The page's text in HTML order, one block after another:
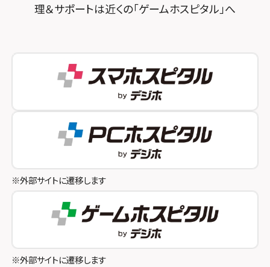
スマホスピタル秋葉原
スマホスピタル 自由が丘
スマホスピタルオリナス錦糸町
スマホスピタル テルル成増
スマホスピタル池袋
スマホスピタル八王子
スマホスピタル町田
スマホスピタル吉祥寺
スマホスピタル立川
スマホスピタル神戸三宮
スマホスピタル by デジホ 姫路キャスパ
スマホスピタル伊丹
スマホスピタル奈良生駒
スマホスピタル和歌山
理＆サポートは近くの「ゲームホスピタル」へ
※外部サイトに遷移します
※外部サイトに遷移します